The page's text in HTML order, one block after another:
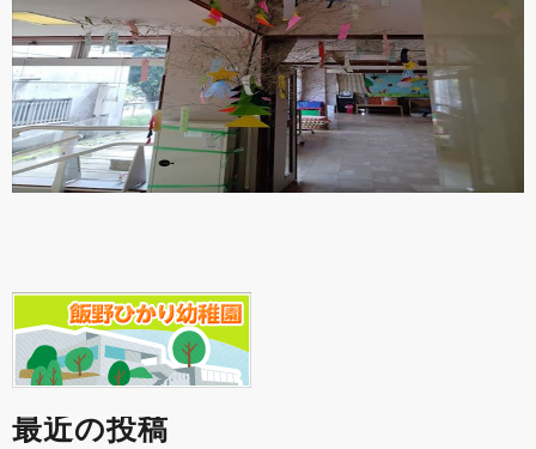
最近の投稿